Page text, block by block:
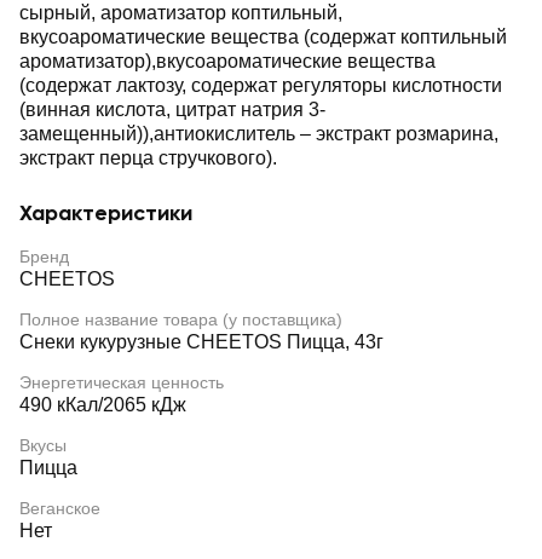
сырный, ароматизатор коптильный,
вкусоароматические вещества (содержат коптильный
ароматизатор),вкусоароматические вещества
(содержат лактозу, содержат регуляторы кислотности
(винная кислота, цитрат натрия 3-
замещенный)),антиокислитель – экстракт розмарина,
экстракт перца стручкового).
Характеристики
Бренд
CHEETOS
Полное название товара (у поставщика)
Снеки кукурузные CHEETOS Пицца, 43г
Энергетическая ценность
490 кКал/2065 кДж
Вкусы
Пицца
Веганское
Нет